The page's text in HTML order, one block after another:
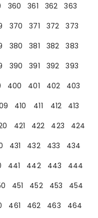
360 361 362
363
370 371 372
373
380 381 382
383
390 391 392
393
400 401 402
403
410 411 412
413
421 422 423
424
431 432 433
434
441 442 443
444
451 452 453
454
461 462 463
464